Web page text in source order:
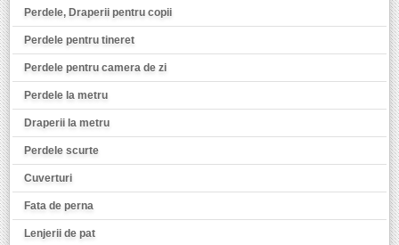
Perdele, Draperii pentru copii
Perdele pentru tineret
Perdele pentru camera de zi
Perdele la metru
Draperii la metru
Perdele scurte
Cuverturi
Fata de perna
Lenjerii de pat